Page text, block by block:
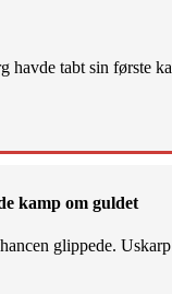
havde tabt sin første
kamp om guldet
glippede.